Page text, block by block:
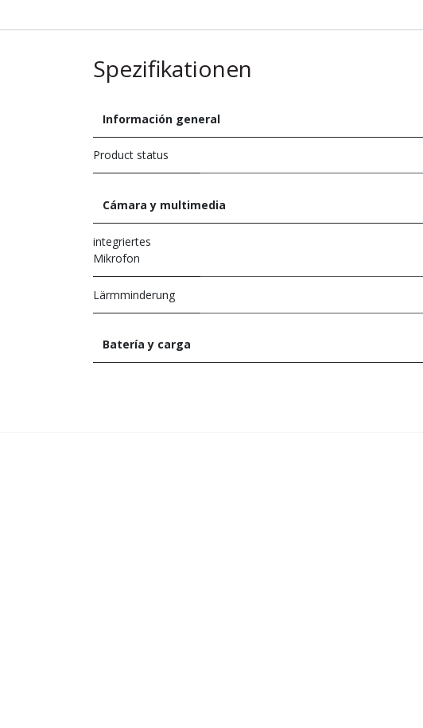
Spezifikationen
Información general
Product status
Cámara y multimedia
integriertes
Mikrofon
Lärmminderung
Batería y carga